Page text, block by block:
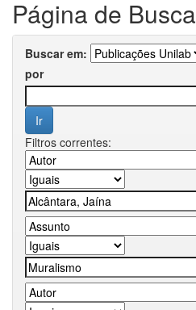
Página de Busca
Buscar em:
por
Filtros correntes: